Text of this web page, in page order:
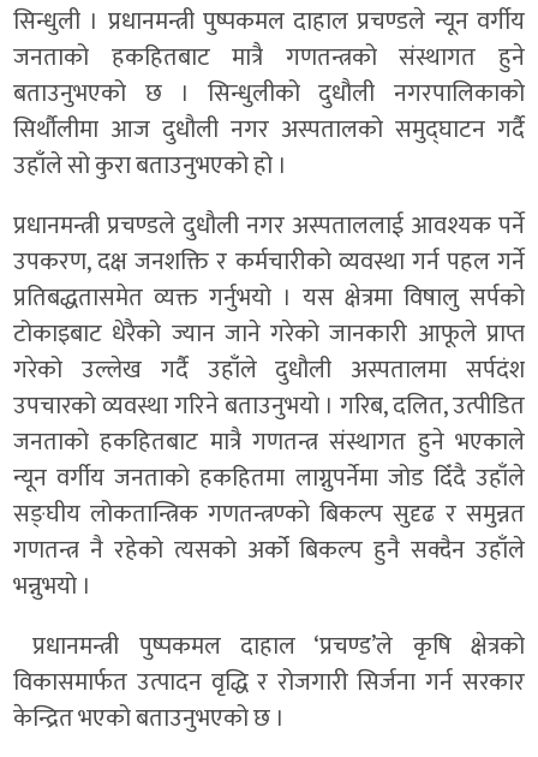
सिन्धुली । प्रधानमन्त्री पुष्पकमल दाहाल प्रचण्डले न्यून वर्गीय
जनताको हकहितबाट मात्रै गणतन्त्रको संस्थागत हुने
बताउनुभएको छ । सिन्धुलीको दुधौली नगरपालिकाको
सिर्थौलीमा आज दुधौली नगर अस्पतालको समुद्घाटन गर्दै
उहाँले सो कुरा बताउनुभएको हो ।
प्रधानमन्त्री प्रचण्डले दुधौली नगर अस्पताललाई आवश्यक पर्ने
उपकरण, दक्ष जनशक्ति र कर्मचारीको व्यवस्था गर्न पहल गर्ने
प्रतिबद्धतासमेत व्यक्त गर्नुभयो । यस क्षेत्रमा विषालु सर्पको
टोकाइबाट धेरैको ज्यान जाने गरेको जानकारी आफूले प्राप्त
गरेको उल्लेख गर्दै उहाँले दुधौली अस्पतालमा सर्पदंश
उपचारको व्यवस्था गरिने बताउनुभयो । गरिब, दलित, उत्पीडित
जनताको हकहितबाट मात्रै गणतन्त्र संस्थागत हुने भएकाले
न्यून वर्गीय जनताको हकहितमा लाग्नुपर्नेमा जोड दिँदै उहाँले
सङ्घीय लोकतान्त्रिक गणतन्त्रण्को बिकल्प सुदृढ र समुन्नत
गणतन्त्र नै रहेको त्यसको अर्को बिकल्प हुनै सक्दैन उहाँले
भन्नुभयो ।
प्रधानमन्त्री पुष्पकमल दाहाल ‘प्रचण्ड’ले कृषि क्षेत्रको
विकासमार्फत उत्पादन वृद्धि र रोजगारी सिर्जना गर्न सरकार
केन्द्रित भएको बताउनुभएको छ ।